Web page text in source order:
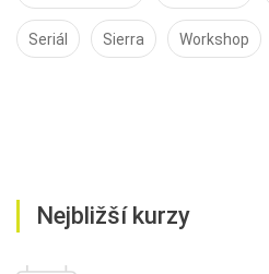
Seriál Sierra Workshop
Nejbližší kurzy